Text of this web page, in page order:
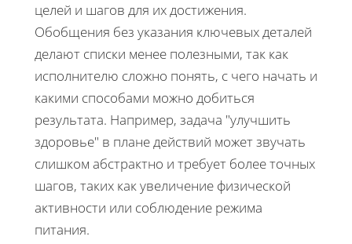
целей и шагов для их достижения.
Обобщения без указания ключевых деталей
делают списки менее полезными, так как
исполнителю сложно понять, с чего начать и
какими способами можно добиться
результата. Например, задача "улучшить
здоровье" в плане действий может звучать
слишком абстрактно и требует более точных
шагов, таких как увеличение физической
активности или соблюдение режима
питания.